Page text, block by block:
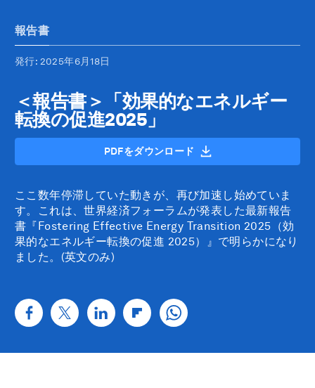
報告書
発行: 2025年6月18日
＜報告書＞「効果的なエネルギー
転換の促進2025」
PDFをダウンロード
ここ数年停滞していた動きが、再び加速し始めていま
す。これは、世界経済フォーラムが発表した最新報告
書『Fostering Effective Energy Transition 2025（効
果的なエネルギー転換の促進 2025）』で明らかになり
ました。(英文のみ)